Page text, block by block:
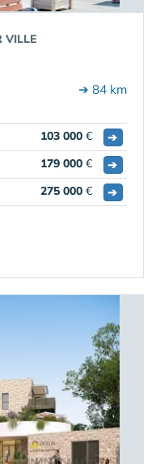
VILLE
➔ 84 km
103 000 €
➔
179 000 €
➔
275 000 € ➔